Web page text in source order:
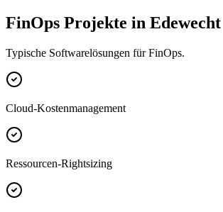
FinOps Projekte in Edewecht
Typische Softwarelösungen für FinOps.
Cloud-Kostenmanagement
Ressourcen-Rightsizing